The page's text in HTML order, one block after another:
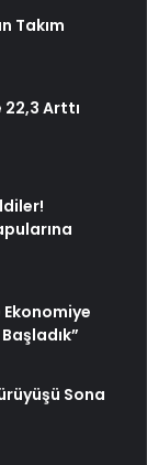
Takım
Arttı
Ekonomiye
Sona